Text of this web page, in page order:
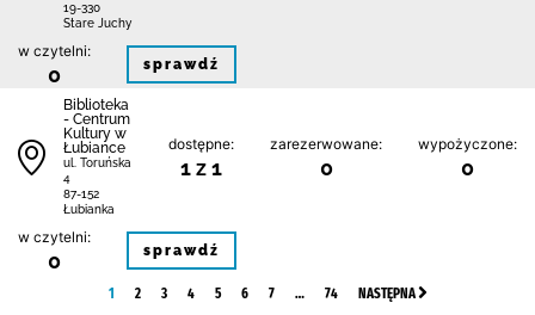
19-330
Stare Juchy
w czytelni:
0 sprawdź
Biblioteka
- Centrum
Kultury w
Łubiance
ul. Toruńska
4
87-152
Łubianka
dostępne:
1 z 1
zarezerwowane:
0
wypożyczone:
0
w czytelni:
0 sprawdź
1 2 3 4 5 6 7 … 74 NASTĘPNA